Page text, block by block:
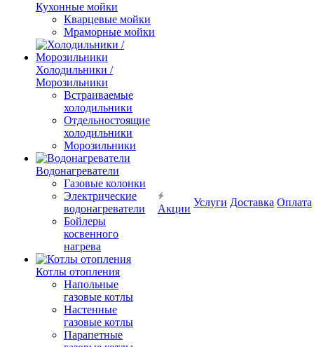
Кухонные мойки
Кварцевые мойки
Мраморные мойки
Холодильники /
Морозильники
Встраиваемые
холодильники
Отдельностоящие
холодильники
Морозильники
Водонагреватели
Газовые колонки
Электрические
водонагреватели
Бойлеры
косвенного
нагрева
Котлы отопления
Напольные
газовые котлы
Настенные
газовые котлы
Парапетные
Акции
Услуги Доставка Оплата